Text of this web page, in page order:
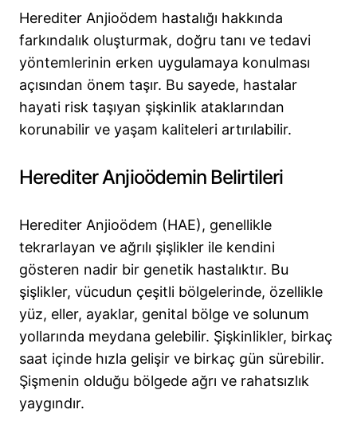
Herediter Anjioödem hastalığı hakkında
farkındalık oluşturmak, doğru tanı ve tedavi
yöntemlerinin erken uygulamaya konulması
açısından önem taşır. Bu sayede, hastalar
hayati risk taşıyan şişkinlik ataklarından
korunabilir ve yaşam kaliteleri artırılabilir.
Herediter Anjioödemin Belirtileri
Herediter Anjioödem (HAE), genellikle
tekrarlayan ve ağrılı şişlikler ile kendini
gösteren nadir bir genetik hastalıktır. Bu
şişlikler, vücudun çeşitli bölgelerinde, özellikle
yüz, eller, ayaklar, genital bölge ve solunum
yollarında meydana gelebilir. Şişkinlikler, birkaç
saat içinde hızla gelişir ve birkaç gün sürebilir.
Şişmenin olduğu bölgede ağrı ve rahatsızlık
yaygındır.